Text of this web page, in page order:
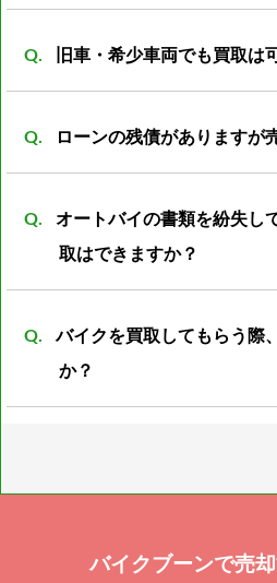
トの場合プラス評価しますが
状態ですとマイナス評価となる
可能です。 一般的に廃車費用
言われています。 事故車を所
なく、処分する際には必ず廃
旧車・希少車両でも買取は
たりと扱える会社が少ない為、
います。 しかし弊社は経験豊
心してご売却頂けるかと思いま
ローンの残債がありますが
たあとの残金をお振込みとさ
オートバイの書類を紛失し
取はできますか？
済の書類の紛失の場合は再発行
時、ナンバープレートの番号
が必須となります。 上記の4点
バイクを買取してもらう際
か？
き上げ代、書類の再発行代が
バイクブーンで売